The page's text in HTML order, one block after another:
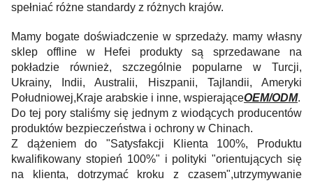
spełniać różne standardy z różnych krajów.
Mamy bogate doświadczenie w sprzedaży. mamy własny
sklep offline w Hefei produkty są sprzedawane na
pokładzie również, szczególnie popularne w Turcji,
Ukrainy, Indii, Australii, Hiszpanii, Tajlandii, Ameryki
Południowej,Kraje arabskie i inne, wspierająceOEM/ODM.
Do tej pory staliśmy się jednym z wiodących producentów
produktów bezpieczeństwa i ochrony w Chinach.
Z dążeniem do "Satysfakcji Klienta 100%, Produktu
kwalifikowany stopień 100%" i polityki "orientujących się
na klienta, dotrzymać kroku z czasem",utrzymywanie